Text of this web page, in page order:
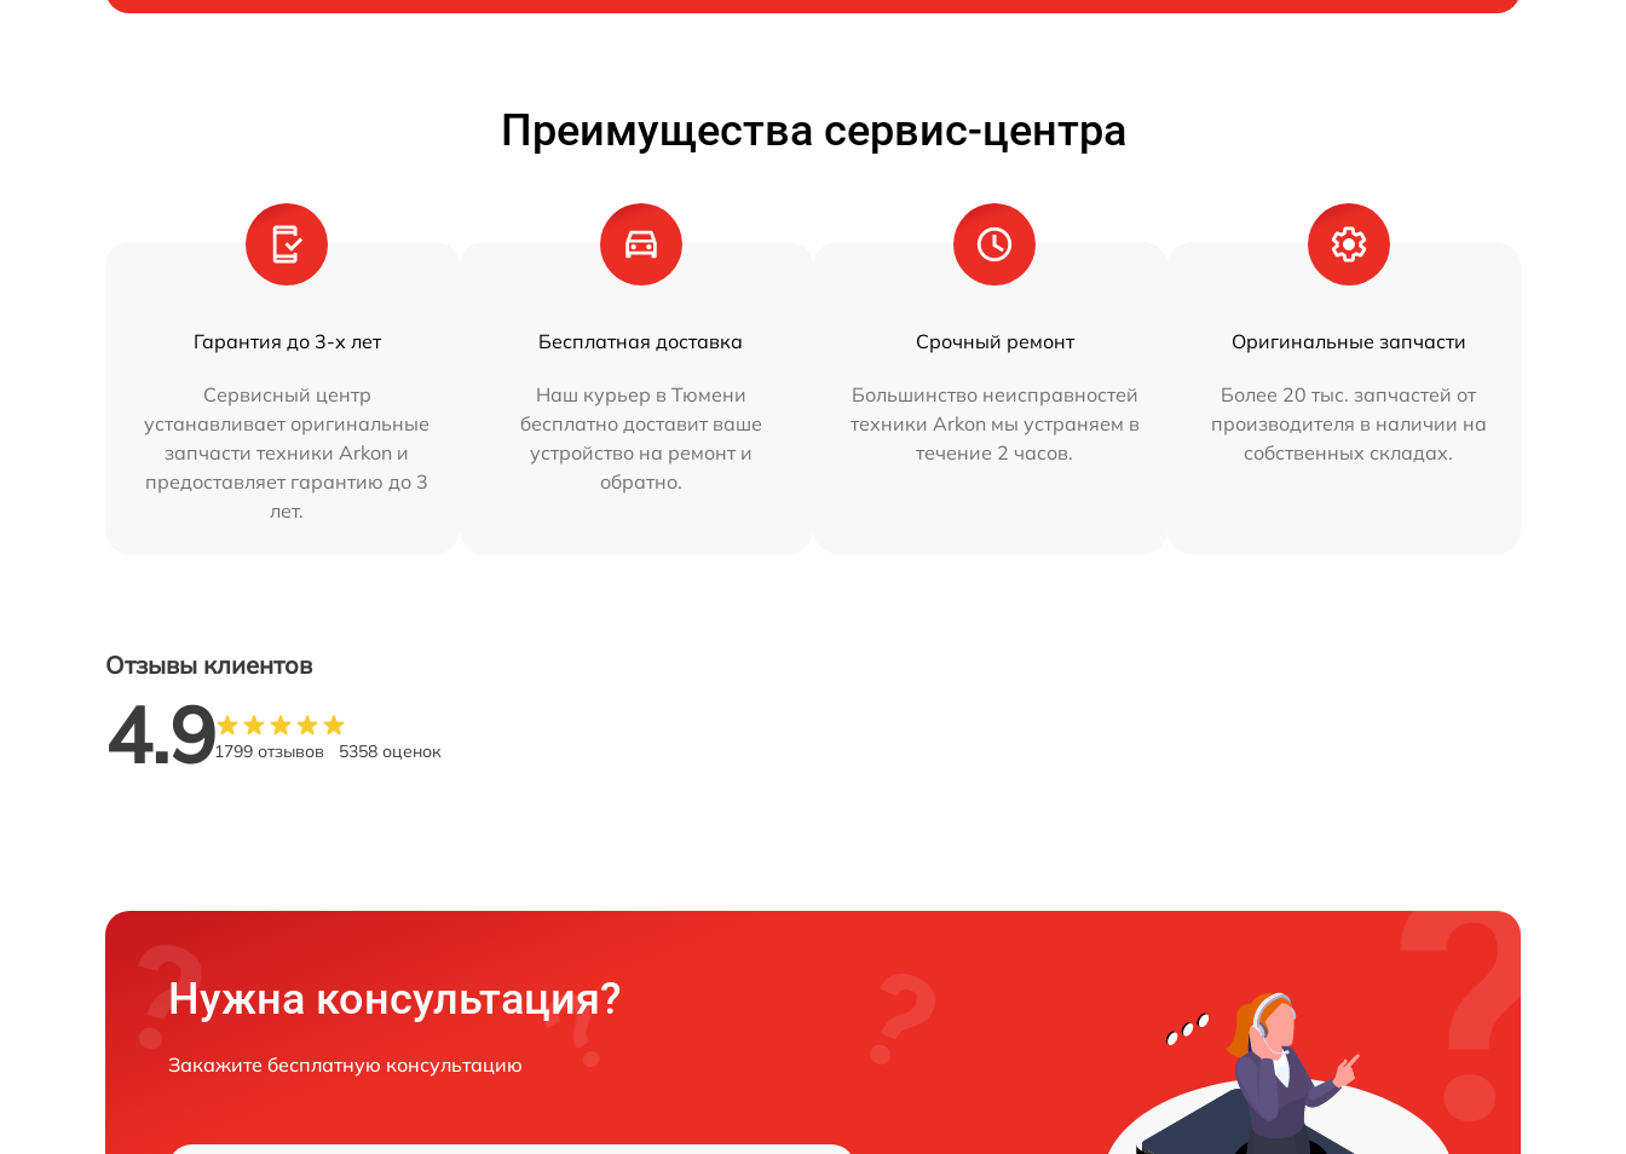
Преимущества сервис-центра
Гарантия до 3-х лет
Сервисный центр
устанавливает оригинальные
запчасти техники Arkon и
предоставляет гарантию до 3
лет.
Бесплатная доставка
Наш курьер в Тюмени
бесплатно доставит ваше
устройство на ремонт и
обратно.
Срочный ремонт
Большинство неисправностей
техники Arkon мы устраняем в
течение 2 часов.
Оригинальные запчасти
Более 20 тыс. запчастей от
производителя в наличии на
собственных складах.
Отзывы клиентов
4.91799 отзывов 5358 оценок
Нужна консультация?
Закажите бесплатную консультацию